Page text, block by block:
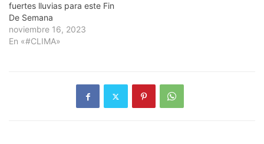
fuertes lluvias para este Fin
De Semana
noviembre 16, 2023
En «#CLIMA»